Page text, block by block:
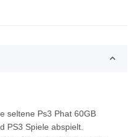
seltene Ps3 Phat 60GB
PS3 Spiele abspielt.